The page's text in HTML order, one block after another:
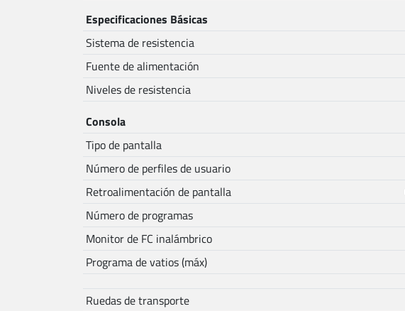
Especificaciones Básicas
Sistema de resistencia
Fuente de alimentación
Niveles de resistencia
Consola
Tipo de pantalla
Número de perfiles de usuario
Retroalimentación de pantalla
Número de programas
Monitor de FC inalámbrico
Programa de vatios (máx)
Ruedas de transporte